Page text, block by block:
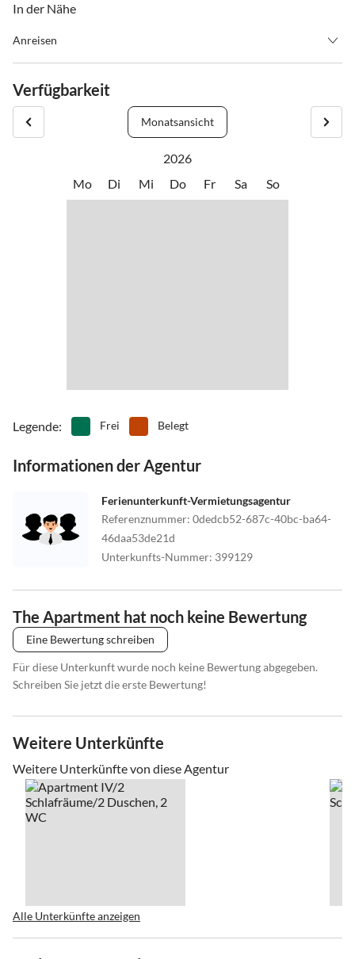
In der Nähe
Anreisen
Brücke, Sie finden unser Haus mit der Hausnummer 590 auf der
linken Straßenseite.
Verfügbarkeit
Monatsansicht
2026
Mo
Di Mi Do Fr Sa So
Legende: Frei Belegt
Informationen der Agentur
Ferienunterkunft-Vermietungsagentur
Referenznummer: 0dedcb52-687c-40bc-ba64-
46daa53de21d
Unterkunfts-Nummer: 399129
The Apartment hat noch keine Bewertung
Eine Bewertung schreiben
Für diese Unterkunft wurde noch keine Bewertung abgegeben.
Schreiben Sie jetzt die erste Bewertung!
Weitere Unterkünfte
Weitere Unterkünfte von diese Agentur
Alle Unterkünfte anzeigen